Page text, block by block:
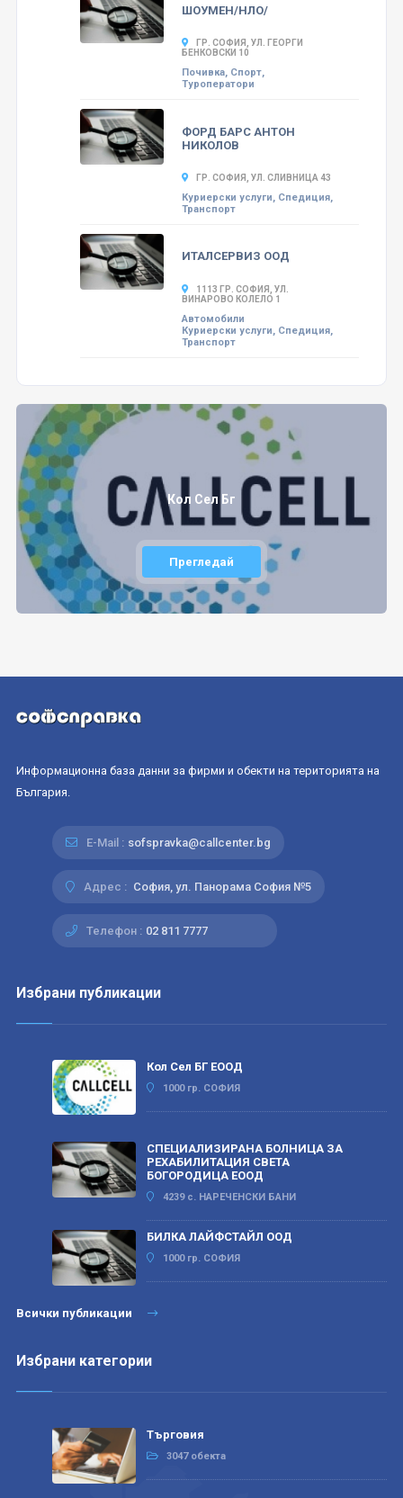
ШОУМЕН/НЛО/
ГР. СОФИЯ, УЛ. ГЕОРГИ
БЕНКОВСКИ 10
Почивка, Спорт,
Туроператори
ФОРД БАРС АНТОН
НИКОЛОВ
ГР. СОФИЯ, УЛ. СЛИВНИЦА 43
Куриерски услуги, Спедиция,
Транспорт
ИТАЛСЕРВИЗ ООД
1113 ГР. СОФИЯ, УЛ.
ВИНАРОВО КОЛЕЛО 1
Автомобили
Куриерски услуги, Спедиция,
Транспорт
Кол Сел Бг
Прегледай
Информационна база данни за фирми и обекти на територията на
България.
E-Mail : sofspravka@callcenter.bg
Адрес : София, ул. Панорама София №5
Телефон : 02 811 7777
Избрани публикации
Кол Сел БГ ЕООД
1000 гр. СОФИЯ
СПЕЦИАЛИЗИРАНА БОЛНИЦА ЗА
РЕХАБИЛИТАЦИЯ СВЕТА
БОГОРОДИЦА ЕООД
4239 с. НАРЕЧЕНСКИ БАНИ
БИЛКА ЛАЙФСТАЙЛ ООД
1000 гр. СОФИЯ
Всички публикации
Избрани категории
Търговия
3047 обекта